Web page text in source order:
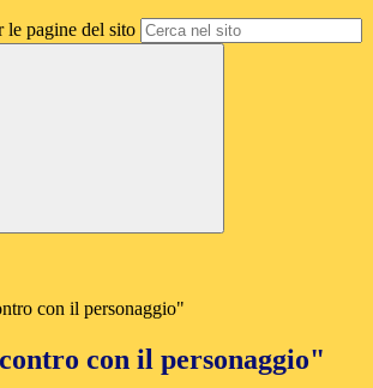
le pagine del sito
con il personaggio"
con il personaggio"